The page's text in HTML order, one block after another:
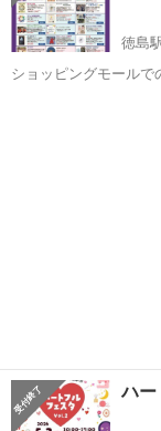
徳島
ショッピングモールで
ハ